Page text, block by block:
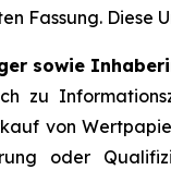
Fassung.
sowie
zu
von
oder